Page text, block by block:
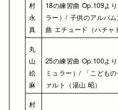
村
永
真
18の練習曲 Op.109よ
ラー）/ 子供のアルバ
曲 エチュード（ハチャ
丸
山
絵
麻
25の練習曲 Op.100よ
ミュラー）/ 「こども
ァルト（湯山 昭）
村